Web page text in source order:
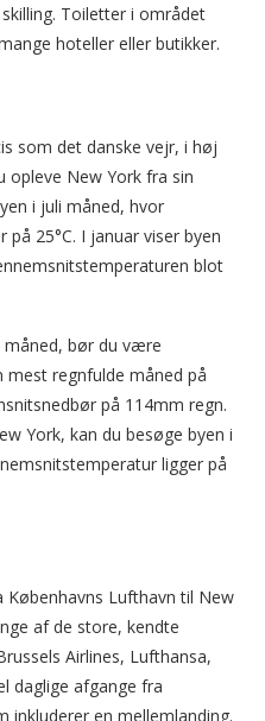
Toiletter i området
hoteller eller butikker.
som det danske vejr, i høj
opleve New York fra sin
i juli måned, hvor
25°C. I januar viser byen
blot
måned, bør du være
regnfulde måned på
på 114mm regn.
York, kan du besøge byen i
ligger på
Lufthavn til New
af de store, kendte
Airlines, Lufthansa,
daglige afgange fra
inkluderer en mellemlanding.